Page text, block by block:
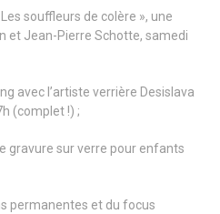
souffleurs de colère », une
et Jean-Pierre Schotte, samedi
avec l’artiste verrière Desislava
(complet !) ;
gravure sur verre pour enfants
permanentes et du focus